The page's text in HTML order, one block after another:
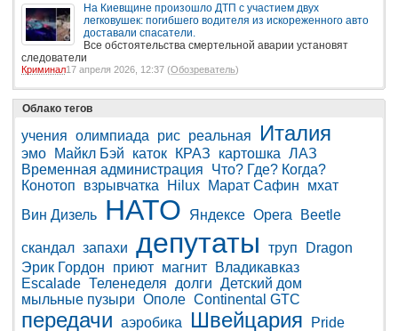
На Киевщине произошло ДТП с участием двух
легковушек: погибшего водителя из искореженного авто
доставали спасатели.
Все обстоятельства смертельной аварии установят
следователи
Криминал17 апреля 2026, 12:37 (Обозреватель)
Облако тегов
учения олимпиада рис реальная Италия
эмо Майкл Бэй каток КРАЗ картошка ЛАЗ
Временная администрация
Что? Где? Когда?
Конотоп
взрывчатка Hilux Марат Сафин
мхат
Вин Дизель
НАТО Яндексе Opera Beetle
скандал запахи депутаты труп
Dragon
Эрик Гордон
приют магнит
Владикавказ
Escalade Теленеделя долги Детский дом
мыльные пузыри Ополе Continental GTC
передачи аэробика Швейцария Pride